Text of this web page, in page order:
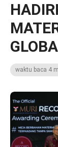
waktu baca 4